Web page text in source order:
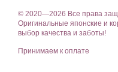
© 2020—2026 Все права
Оригинальные японские и
выбор качества и заботы!
Принимаем к оплате